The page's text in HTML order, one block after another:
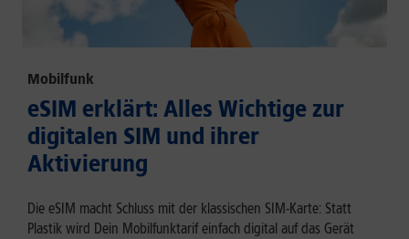
Mobilfunk
eSIM erklärt: Alles Wichtige zur
digitalen SIM und ihrer
Aktivierung
Die eSIM macht Schluss mit der klassischen SIM-Karte: Statt
Plastik wird Dein Mobilfunktarif einfach digital auf das Gerät